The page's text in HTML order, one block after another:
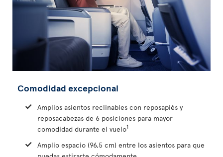
Comodidad excepcional
Amplios asientos reclinables con reposapiés y
reposacabezas de 6 posiciones para mayor
comodidad durante el vuelo1
Amplio espacio (96,5 cm) entre los asientos para que